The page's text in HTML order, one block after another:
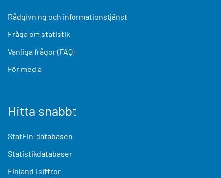
Rådgivning och informationstjänst
Fråga om statistik
Vanliga frågor (FAQ)
För media
Hitta snabbt
StatFin-databasen
Statistikdatabaser
Finland i siffror